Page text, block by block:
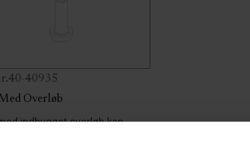
40935
Overløb
indbygget overløb kan